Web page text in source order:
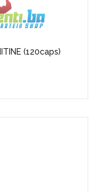
(120caps)